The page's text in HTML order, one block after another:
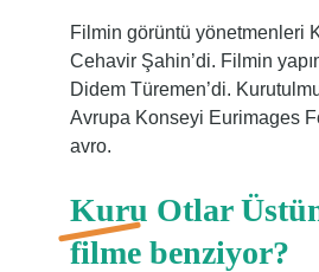
Filmin görüntü yönetmenleri
Cehavir Şahin’di. Filmin
Didem Türemen’di.
Avrupa Konseyi Eurimages
avro.
Kuru Otlar
filme benziyor?